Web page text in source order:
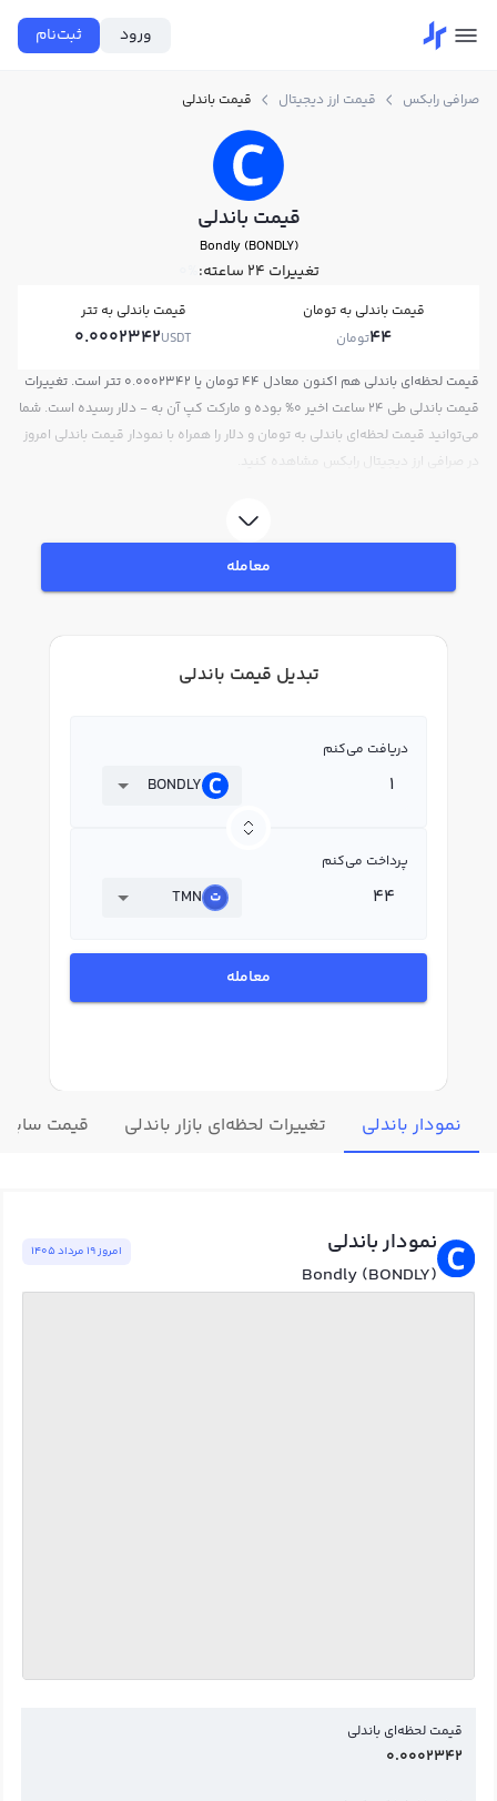
ورود ثبت‌نام
صرافی رابکس قیمت ارز دیجیتال قیمت باندلی
قیمت باندلی
Bondly (BONDLY)
تغییرات ۲۴ ساعته: 0%
قیمت باندلی به تومان
44تومان
قیمت باندلی به تتر
0.0002342USDT
قیمت لحظه‌ای باندلی هم اکنون معادل 44 تومان یا 0.0002342 تتر است. تغییرات
قیمت باندلی طی 24 ساعت اخیر 0% بوده و مارکت کپ آن به - دلار رسیده است. شما
می‌توانید قیمت لحظه‌ای باندلی به تومان و دلار را همراه با نمودار قیمت باندلی امروز
در صرافی ارز دیجیتال رابکس مشاهده کنید.
معامله
تبدیل قیمت باندلی
دریافت می‌کنم
BONDLY
پرداخت می‌کنم
TMN
معامله
نمودار باندلی تغییرات لحظه‌ای بازار باندلی قیمت سایر
نمودار باندلی
Bondly (BONDLY)
امروز ١٩ مرداد ١٤٠٥
قیمت لحظه‌ای باندلی
0.0002342